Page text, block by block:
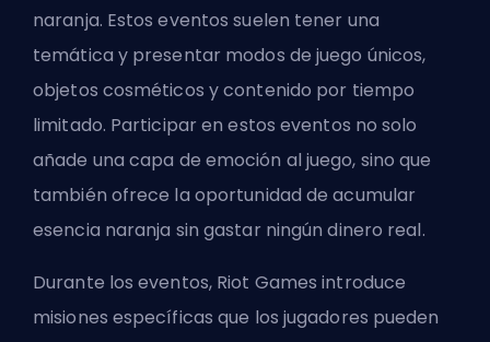
naranja. Estos eventos suelen tener una
temática y presentar modos de juego únicos,
objetos cosméticos y contenido por tiempo
limitado. Participar en estos eventos no solo
añade una capa de emoción al juego, sino que
también ofrece la oportunidad de acumular
esencia naranja sin gastar ningún dinero real.
Durante los eventos, Riot Games introduce
misiones específicas que los jugadores pueden